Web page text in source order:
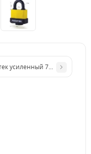
(50мм)
усиленный 70 мм